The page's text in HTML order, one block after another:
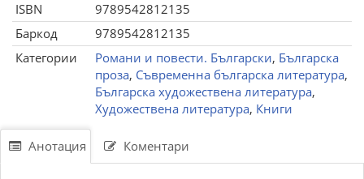
ISBN
9789542812135
Баркод
9789542812135
Категории
Романи и повести. Български, Българска
проза, Съвременна българска литература,
Българска художествена литература,
Художествена литература, Книги
Анотация Коментари